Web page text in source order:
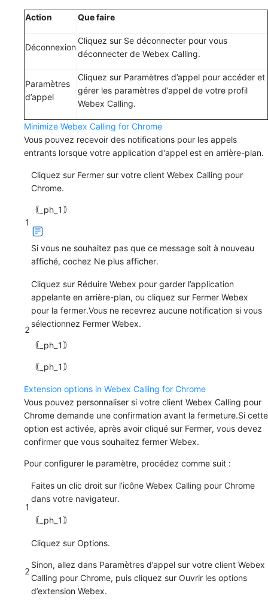
Action Que faire
Déconnexion
Cliquez sur Se déconnecter pour vous
déconnecter de Webex Calling.
Paramètres
d’appel
Cliquez sur Paramètres d’appel pour accéder et
gérer les paramètres d’appel de votre profil
Webex Calling.
Minimize Webex Calling for Chrome
Vous pouvez recevoir des notifications pour les appels
entrants lorsque votre application d'appel est en arrière-plan.
1
Cliquez sur Fermer sur votre client Webex Calling pour
Chrome.
｟_ph_1｠
Si vous ne souhaitez pas que ce message soit à nouveau
affiché, cochez Ne plus afficher.
2
Cliquez sur Réduire Webex pour garder l’application
appelante en arrière-plan, ou cliquez sur Fermer Webex
pour la fermer.Vous ne recevrez aucune notification si vous
sélectionnez Fermer Webex.
｟_ph_1｠
｟_ph_1｠
Extension options in Webex Calling for Chrome
Vous pouvez personnaliser si votre client Webex Calling pour
Chrome demande une confirmation avant la fermeture.Si cette
option est activée, après avoir cliqué sur Fermer, vous devez
confirmer que vous souhaitez fermer Webex.
Pour configurer le paramètre, procédez comme suit :
1
Faites un clic droit sur l’icône Webex Calling pour Chrome
dans votre navigateur.
｟_ph_1｠
2
Cliquez sur Options.
Sinon, allez dans Paramètres d’appel sur votre client Webex
Calling pour Chrome, puis cliquez sur Ouvrir les options
d’extension Webex.